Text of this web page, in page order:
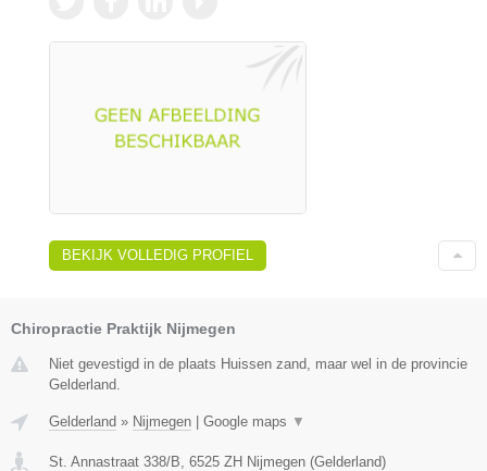
BEKIJK VOLLEDIG PROFIEL
Chiropractie Praktijk Nijmegen
Niet gevestigd in de plaats Huissen zand, maar wel in de provincie
Gelderland.
Gelderland » Nijmegen | Google maps ▼
St. Annastraat 338/B 6525 ZH Nijmegen (Gelderland)